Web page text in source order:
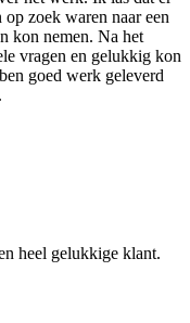
zoek waren naar een
kon nemen. Na het
vragen en gelukkig kon
goed werk geleverd
heel gelukkige klant.